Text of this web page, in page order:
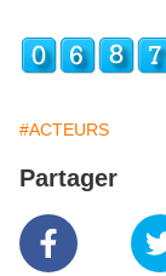
#ACTEURS
Partager